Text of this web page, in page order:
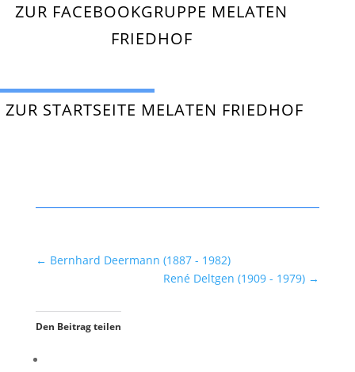
ZUR FACEBOOKGRUPPE MELATEN
FRIEDHOF
ZUR STARTSEITE MELATEN FRIEDHOF
← Bernhard Deermann (1887 - 1982)
René Deltgen (1909 - 1979) →
Den Beitrag teilen